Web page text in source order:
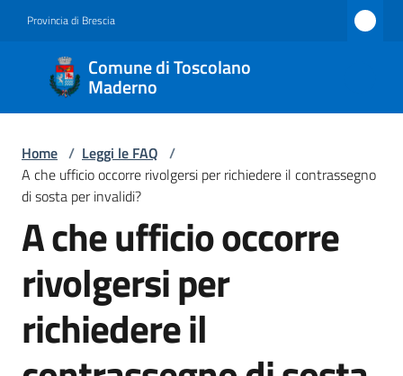
Provincia di Brescia
Comune di Toscolano
Maderno
Comune
di
Toscolano
Maderno
Amministrazione
Novità
Servizi
Vivere
Home / Leggi le FAQ /
A che ufficio occorre rivolgersi per richiedere il contrassegno
di sosta per invalidi?
Salta al contenuto
A che ufficio occorre
rivolgersi per
richiedere il